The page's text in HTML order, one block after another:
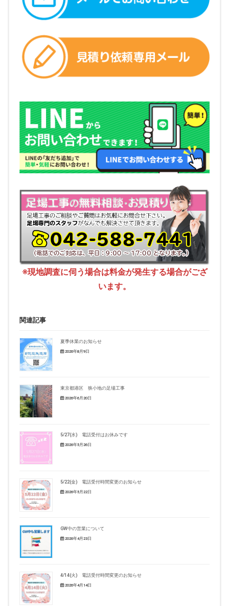
※現地調査に伺う場合は料金が発生する場合がござ
います。
関連記事
夏季休業のお知らせ
2026年8月9日
東京都港区 狭小地の足場工事
2026年6月20日
5/27(水) 電話受付はお休みです
2026年5月26日
5/22(金) 電話受付時間変更のお知らせ
2026年5月22日
GW中の営業について
2026年4月23日
4/14(火) 電話受付時間変更のお知らせ
2026年4月14日